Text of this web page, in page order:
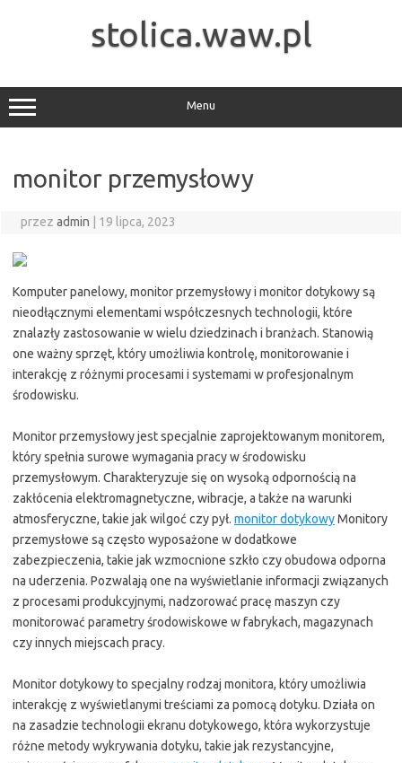
stolica.waw.pl
Menu
monitor przemysłowy
przez admin 19 lipca, 2023
Komputer panelowy, monitor przemysłowy i monitor dotykowy są
nieodłącznymi elementami współczesnych technologii, które
znalazły zastosowanie w wielu dziedzinach i branżach. Stanowią
one ważny sprzęt, który umożliwia kontrolę, monitorowanie i
interakcję z różnymi procesami i systemami w profesjonalnym
środowisku.
Monitor przemysłowy jest specjalnie zaprojektowanym monitorem,
który spełnia surowe wymagania pracy w środowisku
przemysłowym. Charakteryzuje się on wysoką odpornością na
zakłócenia elektromagnetyczne, wibracje, a także na warunki
atmosferyczne, takie jak wilgoć czy pył. monitor dotykowyMonitory
przemysłowe są często wyposażone w dodatkowe
zabezpieczenia, takie jak wzmocnione szkło czy obudowa odporna
na uderzenia. Pozwalają one na wyświetlanie informacji związanych
z procesami produkcyjnymi, nadzorować pracę maszyn czy
monitorować parametry środowiskowe w fabrykach, magazynach
czy innych miejscach pracy.
Monitor dotykowy to specjalny rodzaj monitora, który umożliwia
interakcję z wyświetlanymi treściami za pomocą dotyku. Działa on
na zasadzie technologii ekranu dotykowego, która wykorzystuje
różne metody wykrywania dotyku, takie jak rezystancyjne,